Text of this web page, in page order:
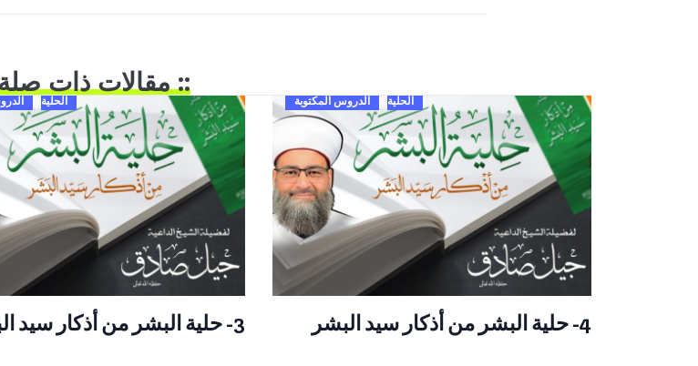
:: مقالات ذات
الحلية الدروس المكتوبة
4- حلية البشر من أذكار سيد البشر
الحلية
3- حلية البشر من أذكار سيد البشر